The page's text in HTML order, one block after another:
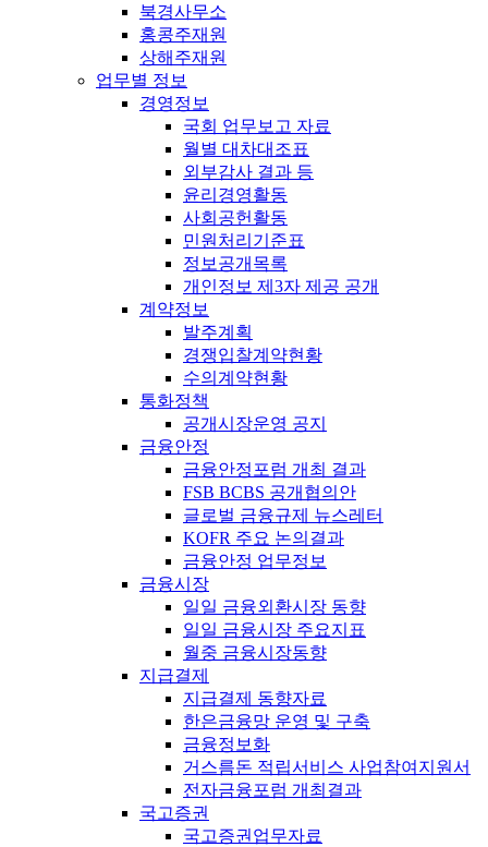
북경사무소
홍콩주재원
상해주재원
업무별 정보
경영정보
국회 업무보고 자료
월별 대차대조표
외부감사 결과 등
윤리경영활동
사회공헌활동
민원처리기준표
정보공개목록
개인정보 제3자 제공 공개
계약정보
발주계획
경쟁입찰계약현황
수의계약현황
통화정책
공개시장운영 공지
금융안정
금융안정포럼 개최 결과
FSB BCBS 공개협의안
글로벌 금융규제 뉴스레터
KOFR 주요 논의결과
금융안정 업무정보
금융시장
일일 금융외환시장 동향
일일 금융시장 주요지표
월중 금융시장동향
지급결제
지급결제 동향자료
한은금융망 운영 및 구축
금융정보화
거스름돈 적립서비스 사업참여지원서
전자금융포럼 개최결과
국고증권
국고증권업무자료